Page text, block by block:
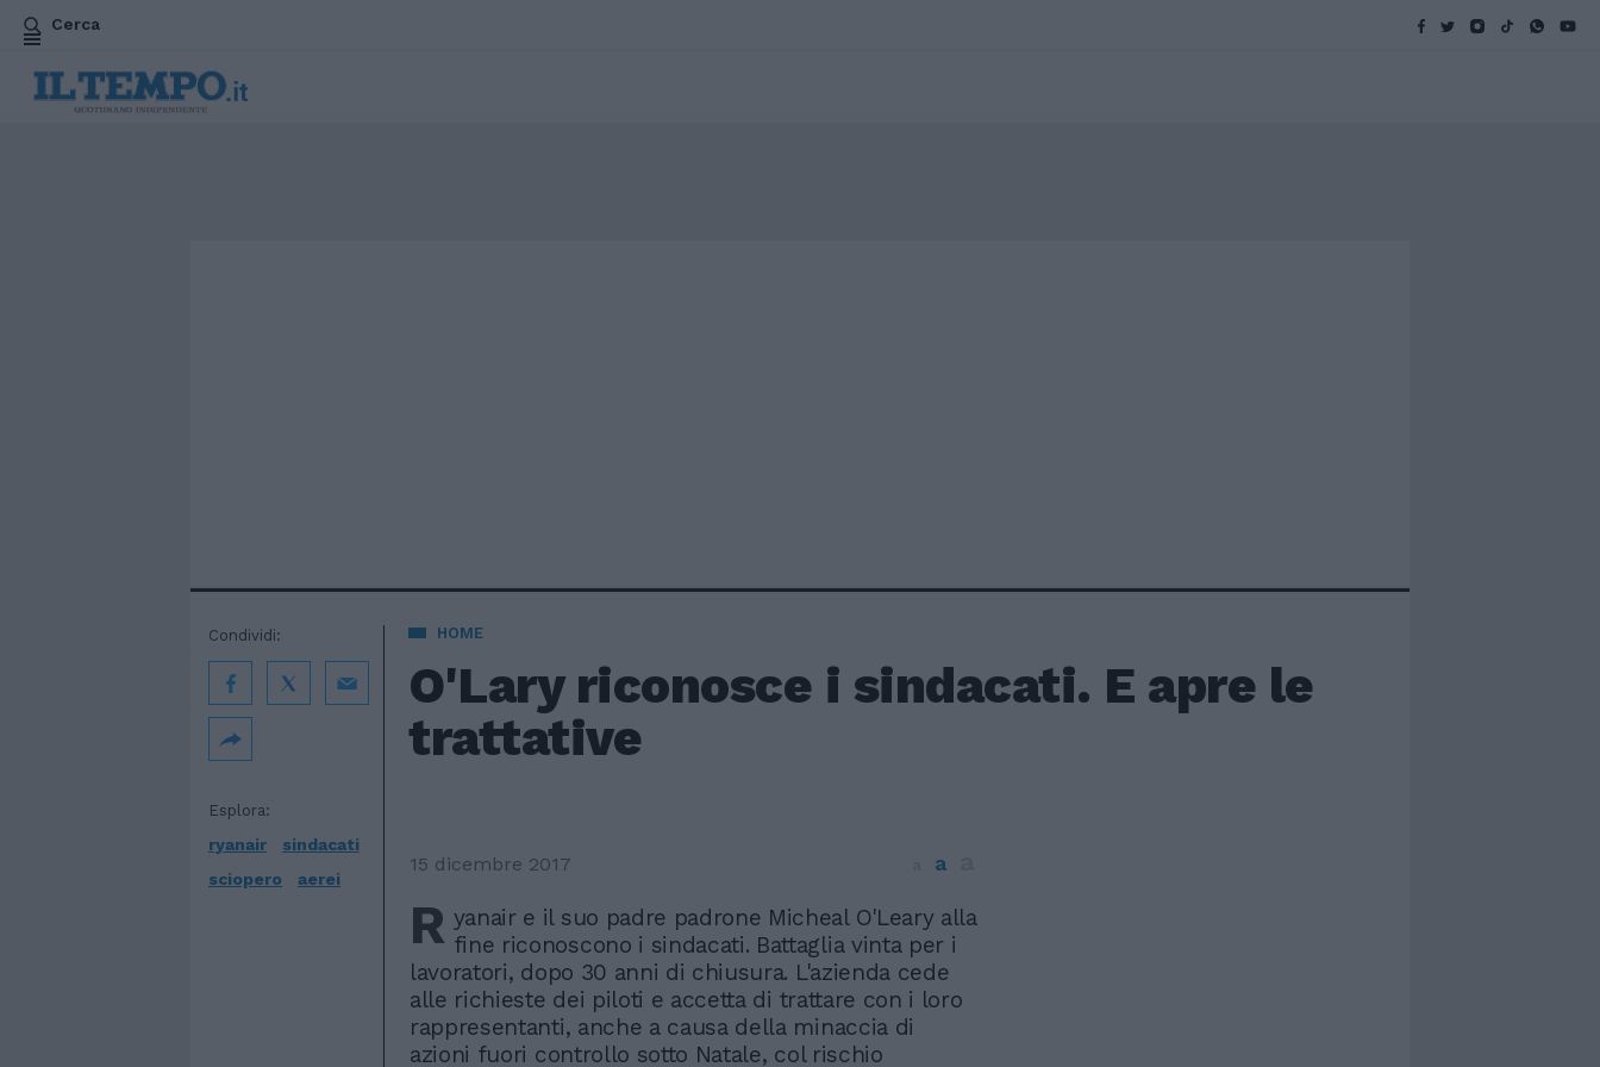
Cerca
HOME
O'Lary riconosce i sindacati. E apre le
trattative
Esplora:
ryanair
sindacati
sciopero
aerei
Condividi:
15 dicembre 2017 a
R yanair e il suo padre padrone Micheal O'Leary alla
fine riconoscono i sindacati. Battaglia vinta per i
lavoratori, dopo 30 anni di chiusura. L'azienda cede
alle richieste dei piloti e accetta di trattare con i loro
rappresentanti, anche a causa della minaccia di
azioni fuori controllo sotto Natale, col rischio